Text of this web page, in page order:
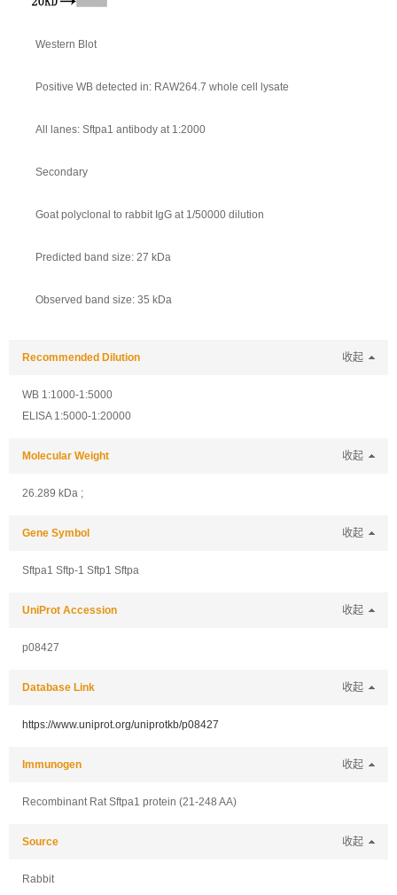
Western Blot
Positive WB detected in: RAW264.7 whole cell lysate
All lanes: Sftpa1 antibody at 1:2000
Secondary
Goat polyclonal to rabbit IgG at 1/50000 dilution
Predicted band size: 27 kDa
Observed band size: 35 kDa
Recommended Dilution 收起
WB 1:1000-1:5000
ELISA 1:5000-1:20000
Molecular Weight 收起
26.289 kDa ;
Gene Symbol 收起
Sftpa1 Sftp-1 Sftp1 Sftpa
UniProt Accession 收起
p08427
Database Link 收起
https://www.uniprot.org/uniprotkb/p08427
Immunogen 收起
Recombinant Rat Sftpa1 protein (21-248 AA)
Source 收起
Rabbit